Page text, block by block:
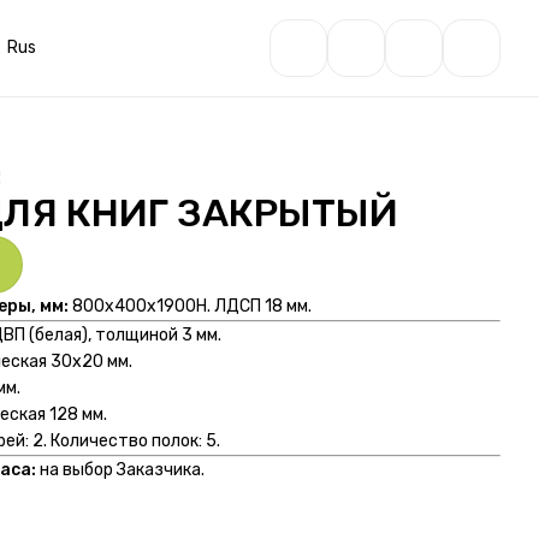
Rus
КНИГ ЗАКРЫТЫЙ
мм: 800х400х1900Н. ЛДСП 18 мм.
(белая), толщиной 3 мм.
30х20 мм.
128 мм.
2. Количество полок: 5.
на выбор Заказчика.